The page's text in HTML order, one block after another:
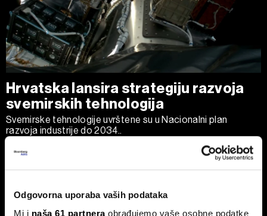
Odgovorna uporaba vaših podataka
Mi i naša 61 partneraobrađujemo vaše osobne podatke
Hrvatska lansira strategiju razvoja
svemirskih tehnologija
Svemirske tehnologije uvrštene su u Nacionalni plan
razvoja industrije do 2034..